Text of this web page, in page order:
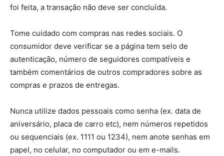
foi feita, a transação não deve ser concluída.
Tome cuidado com compras nas redes sociais. O
consumidor deve verificar se a página tem selo de
autenticação, número de seguidores compatíveis e
também comentários de outros compradores sobre as
compras e prazos de entregas.
Nunca utilize dados pessoais como senha (ex. data de
aniversário, placa de carro etc), nem números repetidos
ou sequenciais (ex. 1111 ou 1234), nem anote senhas em
papel, no celular, no computador ou em e-mails.